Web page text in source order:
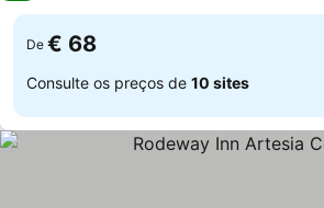
De € 68
Consulte os preços de 10 sites